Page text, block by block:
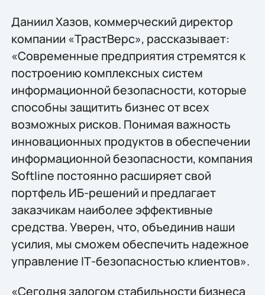
Даниил Хазов, коммерческий директор
компании «ТрастВерс», рассказывает:
«Современные предприятия стремятся к
построению комплексных систем
информационной безопасности, которые
способны защитить бизнес от всех
возможных рисков. Понимая важность
инновационных продуктов в обеспечении
информационной безопасности, компания
Softline постоянно расширяет свой
портфель ИБ-решений и предлагает
заказчикам наиболее эффективные
средства. Уверен, что, объединив наши
усилия, мы сможем обеспечить надежное
управление IТ-безопасностью клиентов».
«Сегодня залогом стабильности бизнеса